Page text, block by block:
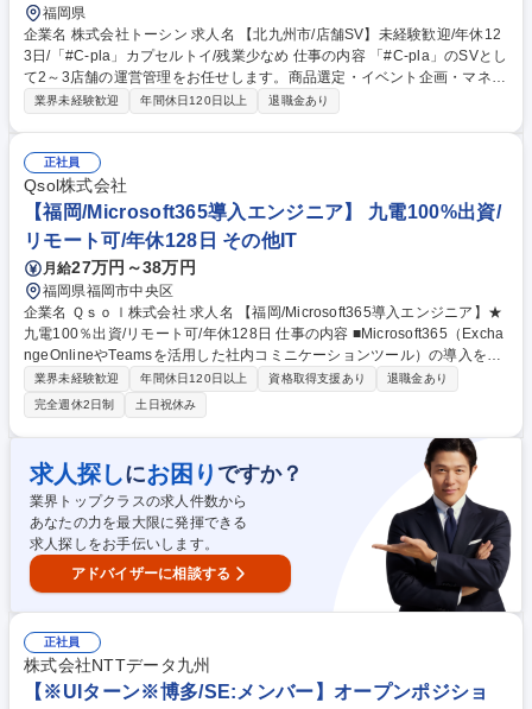
福岡県
企業名 株式会社トーシン 求人名 【北九州市/店舗SV】未経験歓迎/年休12
3日/「#C-pla」カプセルトイ/残業少なめ 仕事の内容 「#C-pla」のSVとし
て2～3店舗の運営管理をお任せします。商品選定・イベント企画・マネジ
メント等、業務は多岐にわたりますので裁量権を持ちながらキャリアを積
えて、どのメーカーの商品を仕入れて配置するかを考えます） ・イベント
企画（季節イベント/コーナー作り）・商品の在庫管理・金銭管理（両替機
の釣銭準備）・収益管理・人員管理（アルバイト社員の勤怠管理・育成、
採用面接）など 募集職種 【北九州市/店舗SV】未経験歓迎/年休123日/「#
C-pla」カプセルトイ/残業少なめ
業界未経験歓迎 年間休日120日以上 退職金あり
正社員
Qsol株式会社
【福岡/Microsoft365導入エンジニア】 九電100%出資/
リモート可/年休128日 その他IT
月給27万円～38万円
福岡県福岡市中央区
企業名 Ｑｓｏｌ株式会社 求人名 【福岡/Microsoft365導入エンジニア】★
九電100％出資/リモート可/年休128日 仕事の内容 ■Microsoft365（Excha
ngeOnlineやTeamsを活用した社内コミニケーションツール）の導入を検
討されているお客様への提案および設計・構築・運用の業務に従事して頂
きます。経験に応じて、幅広く業務をお任せします 【案件例】小規模案件
を通じMicrosoft365の設計・構築に関する技術を習得した後、大規模プロ
ジェクト内のMicrosoft365設計に作業責任者として従事して頂きます。
【働きやすさ】■毎週水曜日はノー残業デー。サービス残業防止のため、
勤務表とPCログ・入退室ログの乖離チェックを実施しています。 ★九州
電力向けプライム案件が9割/大規模案件多数。 募集職種 【福岡/Microsoft
365導入エンジニア】★九電100％出資/リモート可/年休128日
業界未経験歓迎 年間休日120日以上 資格取得支援あり
退職金あり
完全週休2日制
土日祝休み
求人探しにお困り ですか？
業界トップクラスの求人件数から
あなたの力を最大限に発揮できる
求人探しをお手伝いします。
アドバイザーに相談する
正社員
株式会社NTTデータ九州
【※UIターン※博多/SE:メンバー】オープンポジショ